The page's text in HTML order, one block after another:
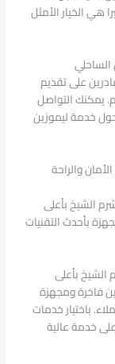
الخيار الأمثل
على تقديم
يمكنك التواصل
خدمة ليموزين
والراحة
الشيخ بأعلى
بأحدث التقنيات
بأعلى
فاخرة ومجهزة
باختيار خدمات
خدمة عالية